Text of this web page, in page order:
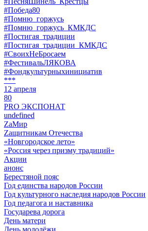
#Победа80
#Помню_горжусь
#Помню_горжусь_КМКДС
#Постигая_традиции
#Постигая_традиции_КМКДС
#СвоихНеБросаем
#ФестивальЛЯКОВА
#Фондкультурныхинициатив
***
12 апреля
80
PRO ЭКСПОНАТ
undefined
ZaМир
Zащитникам Отечества
«Новгородское лето»
«Россия через призму традиций»
Акции
анонс
Берестяной пояс
Год единства народов России
Год культурного наследия народов России
Год педагога и наставника
Государева дорога
День матери
День молодёжи